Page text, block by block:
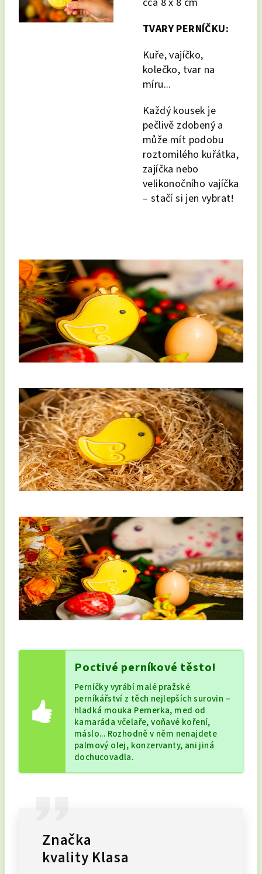
TVARY PERNÍČKU:
Kuře, vajíčko,
kolečko, tvar na
míru...
Každý kousek je
pečlivě zdobený a
může mít podobu
roztomilého kuřátka,
zajíčka nebo
velikonočního vajíčka
– stačí si jen vybrat!
Poctivé perníkové těsto!
Perníčky vyrábí malé pražské
perníkářství z těch nejlepších surovin –
hladká mouka Pernerka, med od
kamaráda včelaře, voňavé koření,
máslo... Rozhodně v něm nenajdete
palmový olej, konzervanty, ani jiná
dochucovadla.
Značka
kvality Klasa